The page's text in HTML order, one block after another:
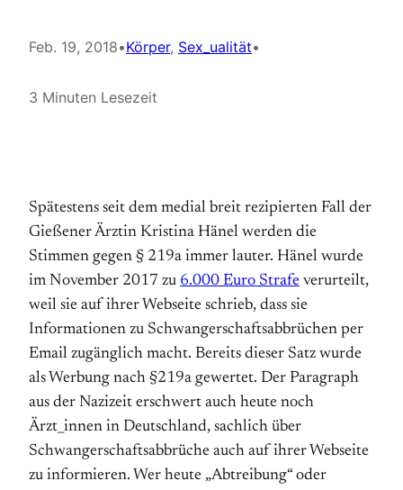
Feb. 19, 2018•Körper, Sex_ualität•
3 Minuten Lesezeit
Spätestens seit dem medial breit rezipierten Fall der
Gießener Ärztin Kristina Hänel werden die
Stimmen gegen § 219a immer lauter. Hänel wurde
im November 2017 zu 6.000 Euro Strafe verurteilt,
weil sie auf ihrer Web­seite schrieb, dass sie
Informationen zu Schwanger­schafts­abbrüchen per
Email zugänglich macht. Bereits dieser Satz wurde
als Werbung nach §219a gewertet. Der Paragraph
aus der Nazizeit erschwert auch heute noch
Ärzt_innen in Deutschland, sachlich über
Schwanger­schafts­abbrüche auch auf ihrer Webseite
zu informieren. Wer heute „Abtreibung“ oder